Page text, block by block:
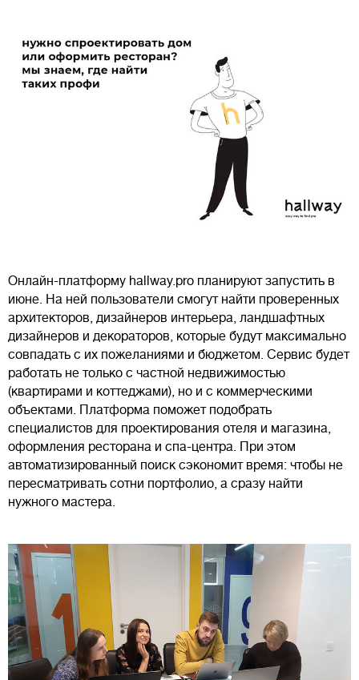
Онлайн-платформу hallway.pro планируют запустить в
июне. На ней пользователи смогут найти проверенных
архитекторов, дизайнеров интерьера, ландшафтных
дизайнеров и декораторов, которые будут максимально
совпадать с их пожеланиями и бюджетом. Сервис будет
работать не только с частной недвижимостью
(квартирами и коттеджами), но и с коммерческими
объектами. Платформа поможет подобрать
специалистов для проектирования отеля и магазина,
оформления ресторана и спа-центра. При этом
автоматизированный поиск сэкономит время: чтобы не
пересматривать сотни портфолио, а сразу найти
нужного мастера.